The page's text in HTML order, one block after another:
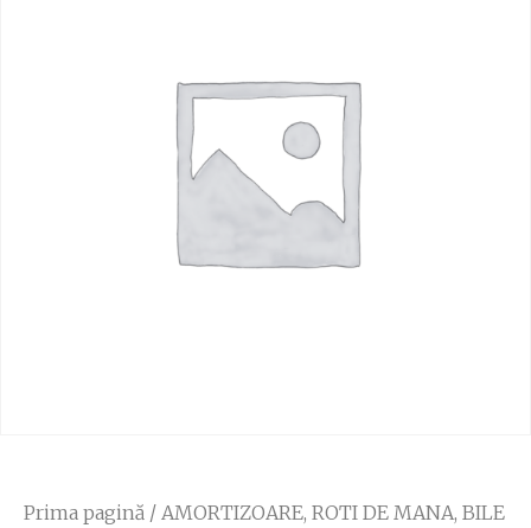
Prima pagină / AMORTIZOARE, ROTI DE MANA, BILE